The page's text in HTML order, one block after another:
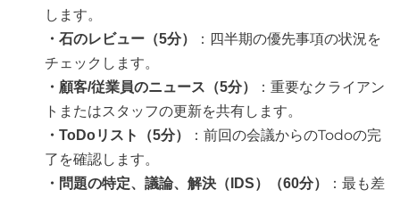
します。
・石のレビュー（5分）
：四半期の優先事項の状況を
チェックします。
・顧客/従業員のニュース（5分）
：重要なクライアン
トまたはスタッフの更新を共有します。
・ToDoリスト（5分）
：前回の会議からのTodoの完
了を確認します。
・問題の特定、議論、解決（IDS）（60分）
：最も差